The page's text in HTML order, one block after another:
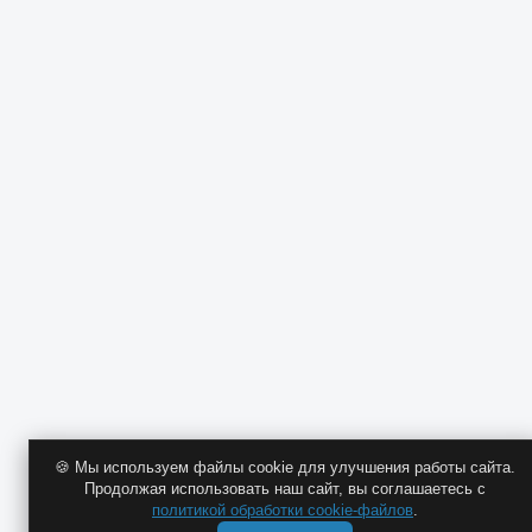
🍪 Мы используем файлы cookie для улучшения работы сайта.
Продолжая использовать наш сайт, вы соглашаетесь с
политикой обработки cookie-файлов.